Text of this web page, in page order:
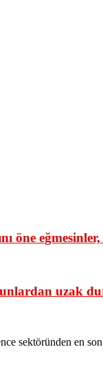
öne
uzak
sektöründen en